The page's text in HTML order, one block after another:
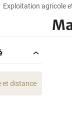
Exploitation agricole
et distance